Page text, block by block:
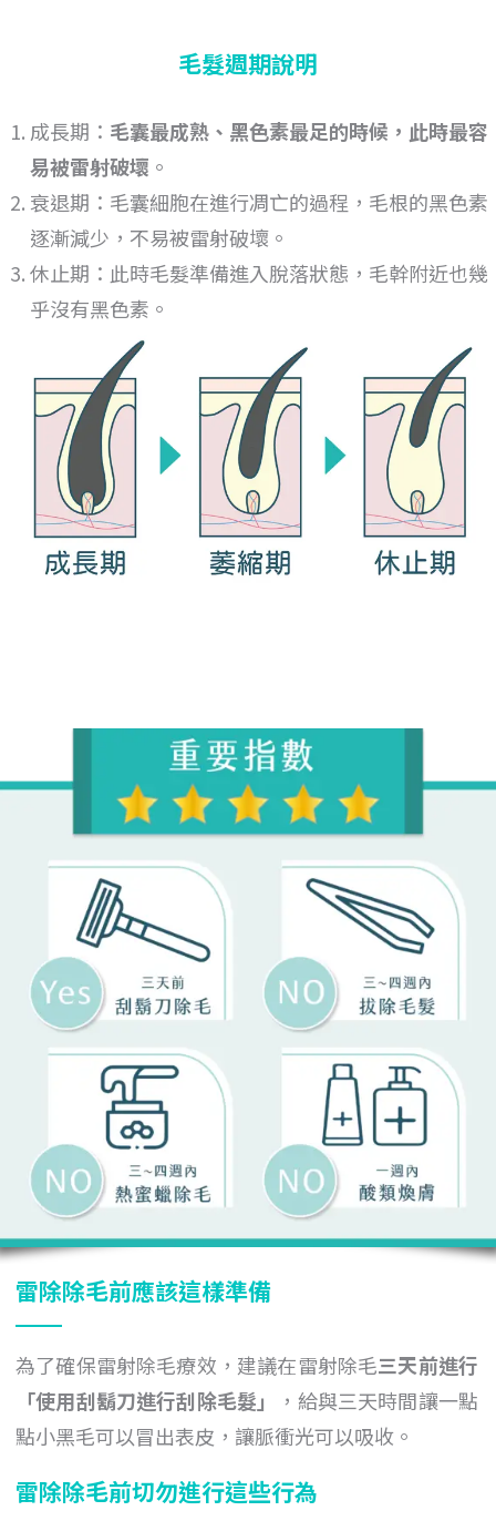
毛髮週期說明
成長期： 毛囊最成熟、黑色素最足的時候，此時最容
易被雷射破壞 。
衰退期：毛囊細胞在進行凋亡的過程，毛根的黑色素
逐漸減少，不易被雷射破壞。
休止期：此時毛髮準備進入脫落狀態，毛幹附近也幾
乎沒有黑色素。
雷除除毛前應該這樣準備
為了確保雷射除毛療效，建議在雷射除毛三天前進行
「使用刮鬍刀進行刮除毛髮」
，給與三天時間讓一點
點小黑毛可以冒出表皮，讓脈衝光可以吸收。
雷除除毛前切勿進行這些行為